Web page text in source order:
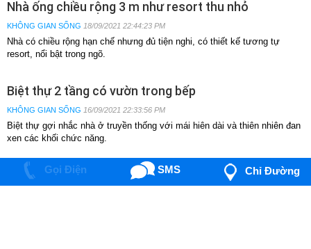
Nhà có vườn bậc thang trên mái ở Nha Trang
KHÔNG GIAN SỐNG 20/09/2021 22:01:27 PM
Chủ nhà muốn có vườn rộng nên nhóm KTS đưa giải pháp về vườn trên
mái, giúp tối ưu diện tích và đưa thiên nhiên..
Nhà ống chiều rộng 3 m như resort thu nhỏ
Gọi Điện SMS Chỉ Đường